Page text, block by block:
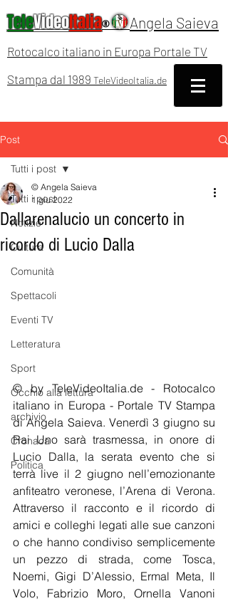
TeleVideoItalia® Angela Saieva
Rotocalco italiano in Europa Portale TV
Stampa dal 1989 TeleVideoItalia.de
Post
Tutti i post
Notizie
Cultura
Comunità
Spettacoli
Eventi TV
Letteratura
Sport
Occhio alla lettura
archivio
Cronaca
Politica
Tutti i post
Dallarenalucio un concerto in
ricordo di Lucio Dalla
© Angela Saieva
1 giu 2022
© by TeleVideoItalia.de - Rotocalco
italiano in Europa - Portale TV Stampa
di Angela Saieva. Venerdì 3 giugno su
Rai Uno sarà trasmessa, in onore di
Lucio Dalla, la serata evento che si
terrà live il 2 giugno nell’emozionante
anfiteatro veronese, l’Arena di Verona.
Attraverso il racconto e il ricordo di
amici e colleghi legati alle sue canzoni
o che hanno condiviso semplicemente
un pezzo di strada, come Tosca,
Noemi, Gigi D’Alessio, Ermal Meta, Il
Volo, Fabrizio Moro, Ornella Vanoni